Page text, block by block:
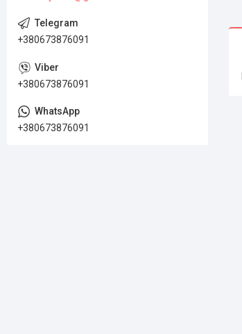
+380673876091
+380673876091
+380673876091